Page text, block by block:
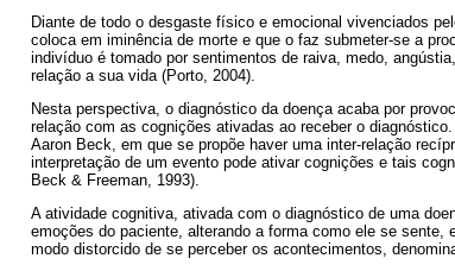
Diante de todo o desgaste físico e emocional vivenciados
coloca em iminência de morte e que o faz submeter-se a
indivíduo é tomado por sentimentos de raiva, medo,
relação a sua vida (Porto, 2004).
Nesta perspectiva, o diagnóstico da doença acaba por
relação com as cognições ativadas ao receber o
Aaron Beck, em que se propõe haver uma inter-relação
interpretação de um evento pode ativar cognições e tais
Beck & Freeman, 1993).
A atividade cognitiva, ativada com o diagnóstico de uma
emoções do paciente, alterando a forma como ele se
modo distorcido de se perceber os acontecimentos,